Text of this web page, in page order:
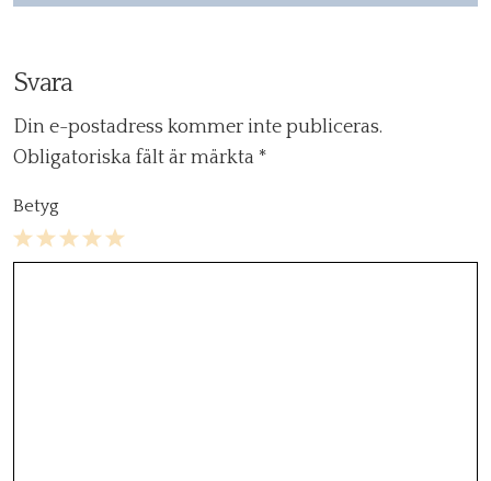
Svara
Din e-postadress kommer inte publiceras.
Obligatoriska fält är märkta *
Betyg
5
4
3
2
1